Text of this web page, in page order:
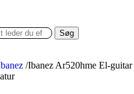
Søg
/Ibanez Ar520hme El-guitar